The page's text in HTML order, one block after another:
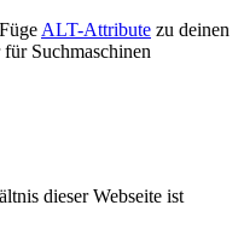
ALT-Attribute zu deinen
Suchmaschinen
dieser Webseite ist